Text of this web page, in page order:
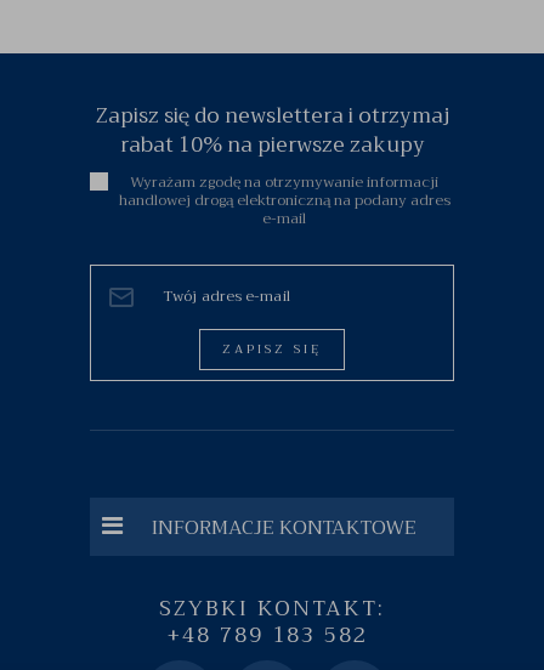
Zapisz się do newslettera i otrzymaj
rabat 10% na pierwsze zakupy
Wyrażam zgodę na otrzymywanie informacji
handlowej drogą elektroniczną na podany adres
e-mail
ZAPISZ SIĘ
INFORMACJE KONTAKTOWE
SZYBKI KONTAKT:
+48 789 183 582